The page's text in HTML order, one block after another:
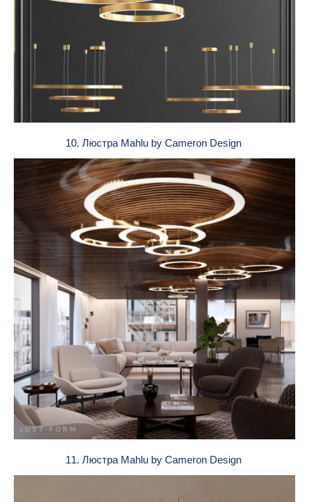
10. Люстра Mahlu by Cameron Design
11. Люстра Mahlu by Cameron Design